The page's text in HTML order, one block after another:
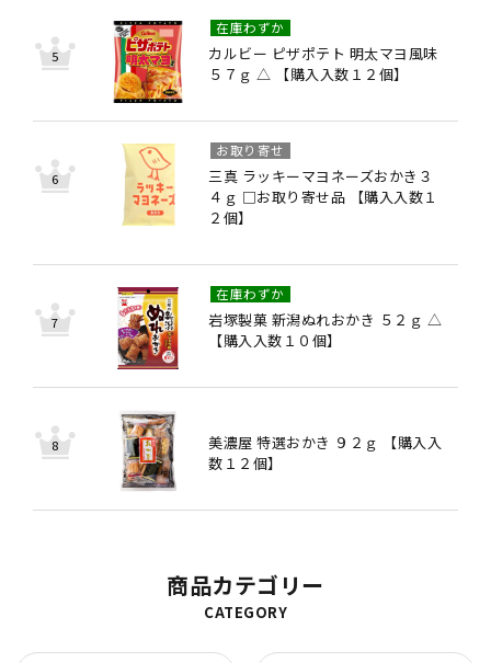
カルビー ピザポテト 明太マヨ風味
５７ｇ △ 【購入入数１２個】
在庫わずか
三真 ラッキーマヨネーズおかき３
４ｇ □お取り寄せ品 【購入入数１
２個】
お取り寄せ
岩塚製菓 新潟ぬれおかき ５２ｇ △
【購入入数１０個】
在庫わずか
美濃屋 特選おかき ９２ｇ 【購入入
数１２個】
商品カテゴリー
CATEGORY